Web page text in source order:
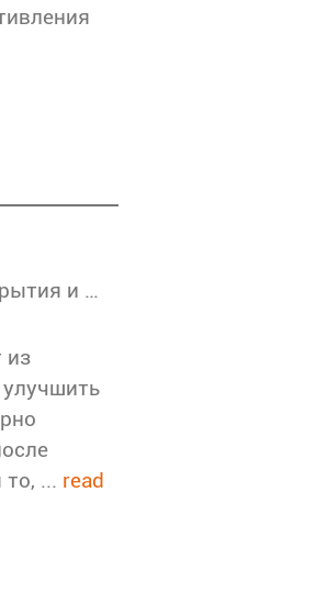
Ключевая роль выравнивающих агентов в индустрии покрытия и чернил: оптимизация качества покрытия и внешнего вида
из
... read